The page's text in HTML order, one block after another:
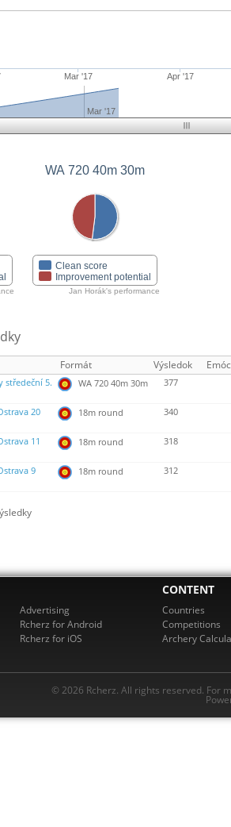
Mar '17 Apr '17
Mar '17
WA 720 40m 30m
Clean score
Improvement potential
Jan Horák's performance
Formát Výsledok
středeční 5. WA 720 40m 30m 377
20 18m round 340
11 18m round 318
9
18m round 312
Advertising
Rcherz for Android
Rcherz for iOS
CONTENT
Countries
Competitions
Archery
© 2026 Rcherz. All rights reserved. For